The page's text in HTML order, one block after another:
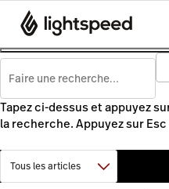
Tapez ci-dessus et appuyez
la recherche. Appuyez sur